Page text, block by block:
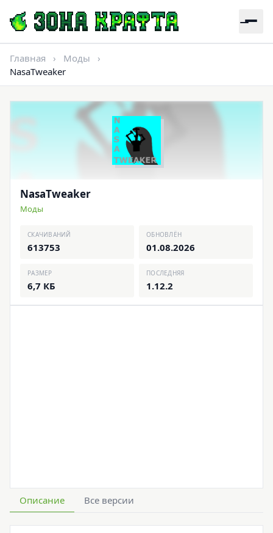
Главная › Моды
›
NasaTweaker
Описание Все версии
NasaTweaker
Моды
СКАЧИВАНИЙ
613753
ОБНОВЛЁН
01.08.2026
РАЗМЕР
6,7 КБ
ПОСЛЕДНЯЯ
1.12.2